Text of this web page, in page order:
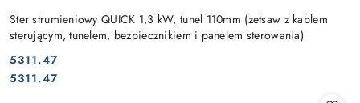
Ster strumieniowy QUICK 1,3 kW, tunel 110mm (zetsaw z kablem
sterującym, tunelem, bezpiecznikiem i panelem sterowania)
Cena:
5311.47
Cena:
5311.47